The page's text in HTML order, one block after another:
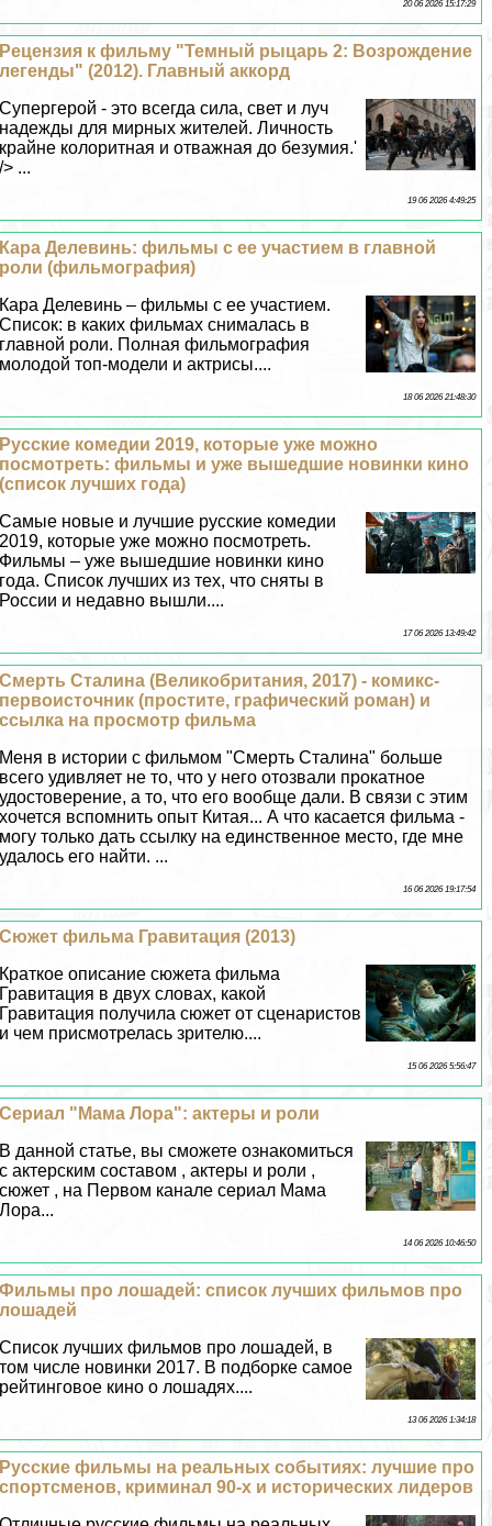
20 06 2026 15:17:29
Рецензия к фильму "Темный рыцарь 2: Возрождение
легенды" (2012). Главный аккорд
Супергерой - это всегда сила, свет и луч
надежды для мирных жителей. Личность
крайне колоритная и отважная до безумия.'
/> ...
19 06 2026 4:49:25
Кара Делевинь: фильмы с ее участием в главной
роли (фильмография)
Кара Делевинь – фильмы с ее участием.
Список: в каких фильмах снималась в
главной роли. Полная фильмография
молодой топ-модели и актрисы....
18 06 2026 21:48:30
Русские комедии 2019, которые уже можно
посмотреть: фильмы и уже вышедшие новинки кино
(список лучших года)
Самые новые и лучшие русские комедии
2019, которые уже можно посмотреть.
Фильмы – уже вышедшие новинки кино
года. Список лучших из тех, что сняты в
России и недавно вышли....
17 06 2026 13:49:42
Cмepть Сталина (Великобритания, 2017) - комикс-
первоисточник (простите, графический роман) и
ссылка на просмотр фильма
Меня в истории с фильмом "Cмepть Сталина" больше
всего удивляет не то, что у него отозвали прокатное
удостоверение, а то, что его вообще дали. В связи с этим
хочется вспомнить опыт Китая... А что касается фильма -
могу только дать ссылку на единственное место, где мне
удалось его найти. ...
16 06 2026 19:17:54
Сюжет фильма Гравитация (2013)
Краткое описание сюжета фильма
Гравитация в двух словах, какой
Гравитация получила сюжет от сценаристов
и чем присмотрелась зрителю....
15 06 2026 5:56:47
Сериал "Мама Лора": актеры и роли
В данной статье, вы сможете ознакомиться
с актерским составом , актеры и роли ,
сюжет , на Первом канале сериал Мама
Лора...
14 06 2026 10:46:50
Фильмы про лошадей: список лучших фильмов про
лошадей
Список лучших фильмов про лошадей, в
том числе новинки 2017. В подборке самое
рейтинговое кино о лошадях....
13 06 2026 1:34:18
Русские фильмы на реальных событиях: лучшие про
спортсменов, криминал 90-х и исторических лидеров